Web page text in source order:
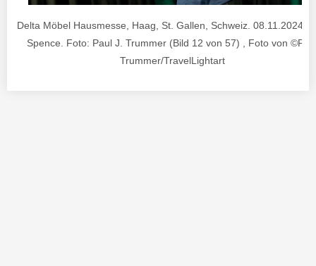
Delta Möbel Hausmesse, Haag, St. Gallen, Schweiz. 08.11.2024.
Spence. Foto: Paul J. Trummer (Bild 12 von 57) , Foto von
Trummer/TravelLightart